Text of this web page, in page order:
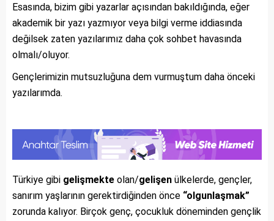
Esasında, bizim gibi yazarlar açısından bakıldığında, eğer
akademik bir yazı yazmıyor veya bilgi verme iddiasında
değilsek zaten yazılarımız daha çok sohbet havasında
olmalı/oluyor.
Gençlerimizin mutsuzluğuna dem vurmuştum daha önceki
yazılarımda.
Türkiye gibi gelişmekte olan/gelişen ülkelerde, gençler,
sanırım yaşlarının gerektirdiğinden önce “olgunlaşmak”
zorunda kalıyor. Birçok genç, çocukluk döneminden gençlik